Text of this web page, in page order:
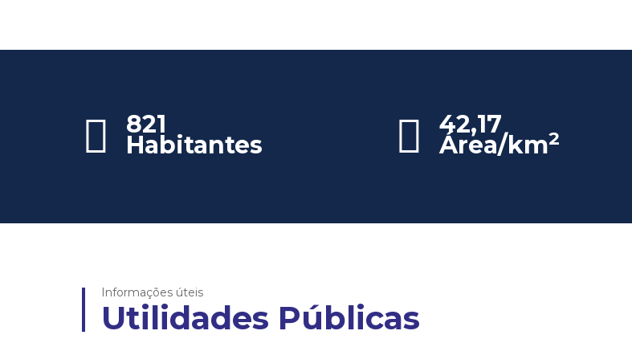
821
Habitantes
42,17
Área/km2
Informações úteis
Utilidades Públicas